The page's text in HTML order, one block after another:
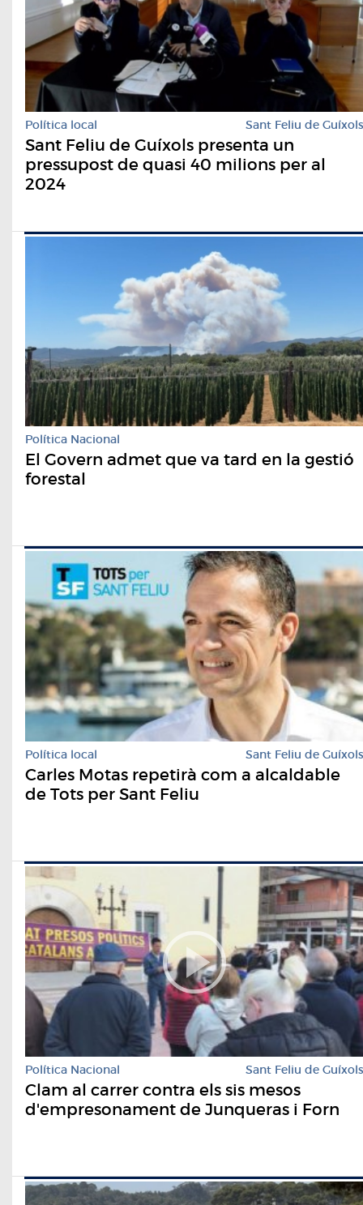
Política local Sant Feliu de Guíxols
Sant Feliu de Guíxols presenta un
pressupost de quasi 40 milions per al
2024
Política Nacional
El Govern admet que va tard en la gestió
forestal
Política local Sant Feliu de Guíxols
Carles Motas repetirà com a alcaldable
de Tots per Sant Feliu
Política Nacional Sant Feliu de Guíxols
Clam al carrer contra els sis mesos
d'empresonament de Junqueras i Forn